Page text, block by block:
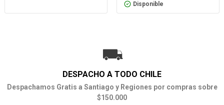
Disponible
DESPACHO A TODO CHILE
Despachamos Gratis a Santiago y Regiones por compras sobre
$150.000